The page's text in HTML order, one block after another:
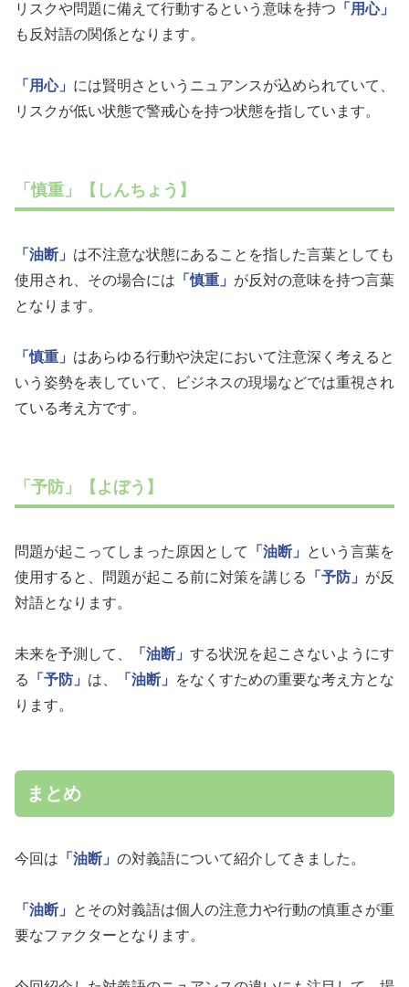
リスクや問題に備えて行動するという意味を持つ 「用心」
も反対語の関係となります。
「用心」 には賢明さというニュアンスが込められていて、
リスクが低い状態で警戒心を持つ状態を指しています。
「慎重」【しんちょう】
「油断」 は不注意な状態にあることを指した言葉としても
使用され、その場合には 「慎重」 が反対の意味を持つ言葉
となります。
「慎重」 はあらゆる行動や決定において注意深く考えると
いう姿勢を表していて、ビジネスの現場などでは重視され
ている考え方です。
「予防」【よぼう】
問題が起こってしまった原因として 「油断」
という言葉を
使用すると、問題が起こる前に対策を講じる
「予防」 が反
対語となります。
未来を予測して、 「油断」 する状況を起こさないようにす
る
「予防」 は、 「油断」
をなくすための重要な考え方とな
ります。
まとめ
今回は 「油断」 の対義語について紹介してきました。
「油断」
とその対義語は個人の注意力や行動の慎重さが重
要なファクターとなります。